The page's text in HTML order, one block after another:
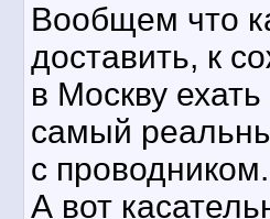
Вообщем что
доставить, к
в Москву
самый
с проводником.
А вот